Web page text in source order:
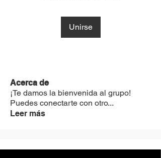
Unirse
Acerca de
¡Te damos la bienvenida al grupo!
Puedes conectarte con otro...
Leer más